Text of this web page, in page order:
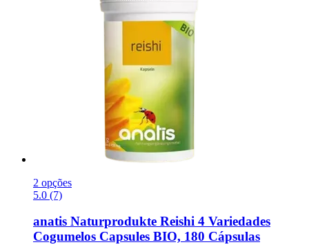
2 opções
5.0 (7)
anatis Naturprodukte Reishi 4 Variedades
Cogumelos Capsules BIO, 180 Cápsulas